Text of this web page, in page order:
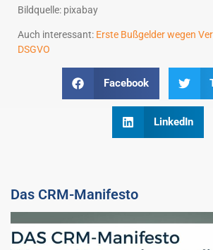
Bildquelle: pixabay
Auch interessant: Erste Bußgelder wegen
DSGVO
Facebook
LinkedIn
Das CRM-Manifesto